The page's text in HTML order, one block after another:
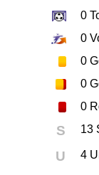
0
0
0
0
0
S 13
U 4